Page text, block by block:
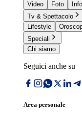
Video
Foto
Tv & Spettacolo
Lifestyle
Speciali
Chi siamo
Seguici anche su
Area personale